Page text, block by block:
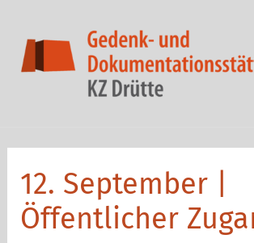
springen
12. September |
Öffentlicher